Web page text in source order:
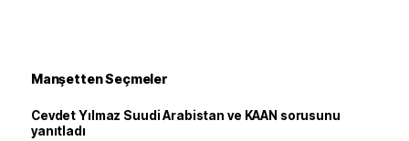
Manşetten Seçmeler
Cevdet Yılmaz Suudi Arabistan ve KAAN sorusunu
yanıtladı